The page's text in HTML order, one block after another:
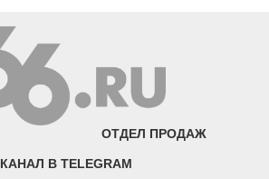
ОТДЕЛ ПРОДАЖ
КАНАЛ В TELEGRAM